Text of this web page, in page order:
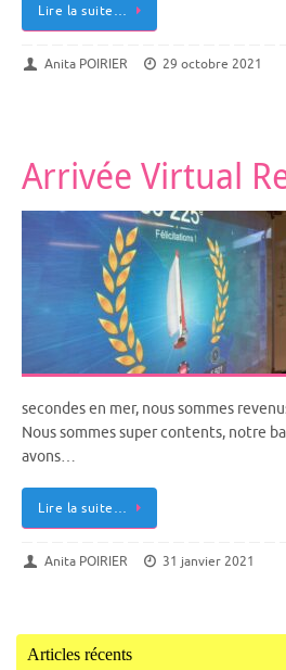
Lire la suite…
Anita POIRIER 29 octobre 2021
Arrivée Virtual
secondes en mer, nous sommes
Nous sommes super contents, notre
avons…
Lire la suite…
Anita POIRIER 31 janvier 2021
Articles récents